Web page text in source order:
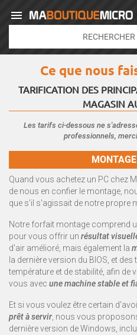

Ce que nous
TARIFICATION DES
MAGASIN
Les tarifs ci-dessous ne
professionnels,
Quand vous achetez un PC chez
de nous en confier le montage,
que s'il s'agissait de notre propre
Notre forfait montage comprend
pour vous offrir un résultat
d'air amélioré, mais également la
la dernière version du BIOS, et
température et de stabilité, afin de
vous avec une machine stable et
Et si vous voulez être certain
prêt à servir , nous vous
dernière version de Windows,